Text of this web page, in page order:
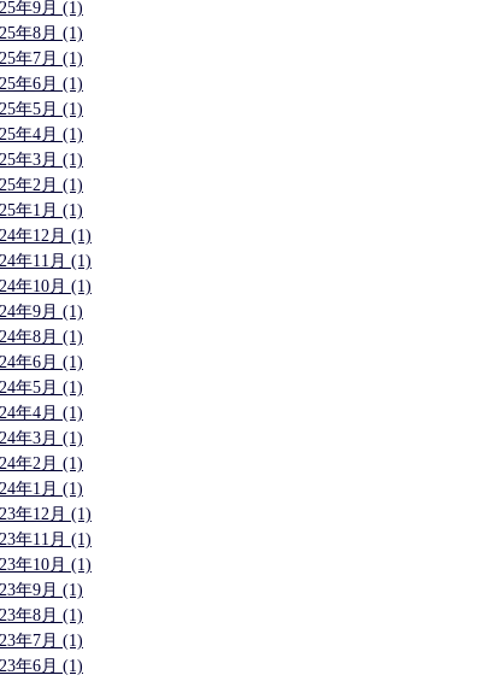
年9月 (1)
年8月 (1)
年7月 (1)
年6月 (1)
年5月 (1)
年4月 (1)
年3月 (1)
年2月 (1)
年1月 (1)
年12月 (1)
年11月 (1)
年10月 (1)
年9月 (1)
年8月 (1)
年6月 (1)
年5月 (1)
年4月 (1)
年3月 (1)
年2月 (1)
年1月 (1)
年12月 (1)
年11月 (1)
年10月 (1)
年9月 (1)
年8月 (1)
年7月 (1)
年6月 (1)